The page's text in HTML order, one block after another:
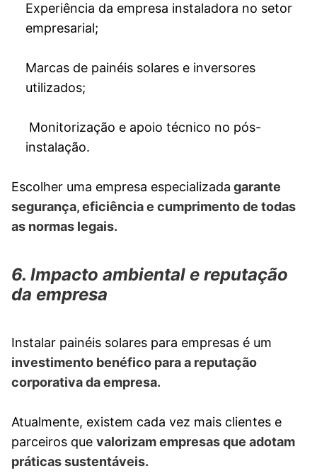
Experiência da empresa instaladora no setor
empresarial;
Marcas de painéis solares e inversores
utilizados;
Monitorização e apoio técnico no pós-
instalação.
Escolher uma empresa especializada garante
segurança, eficiência e cumprimento de todas
as normas legais.
6. Impacto ambiental e reputação
da empresa
Instalar painéis solares para empresas é um
investimento benéfico para a reputação
corporativa da empresa.
Atualmente, existem cada vez mais clientes e
parceiros que valorizam empresas que adotam
práticas sustentáveis.